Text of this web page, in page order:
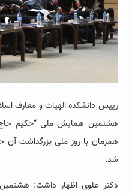
رییس دانشکده الهیات و معارف
هشتمین همایش ملی “حکیم حاج
همزمان با روز ملی بزرگداشت آن
شد.
دکتر علوی اظهار داشت: